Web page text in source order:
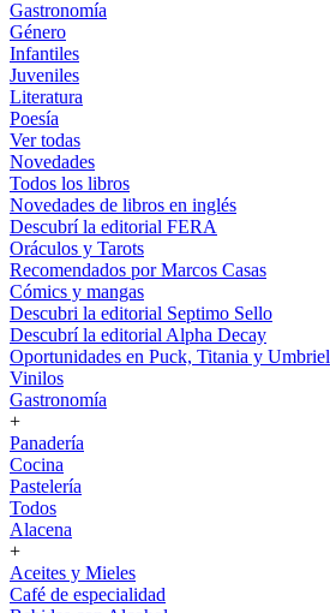
Gastronomía
Género
Infantiles
Juveniles
Literatura
Poesía
Ver todas
Novedades
Todos los libros
Novedades de libros en inglés
Descubrí la editorial FERA
Oráculos y Tarots
Recomendados por Marcos Casas
Cómics y mangas
Descubri la editorial Septimo Sello
Descubrí la editorial Alpha Decay
Oportunidades en Puck, Titania y Umbriel
Vinilos
Gastronomía
+
Panadería
Cocina
Pastelería
Todos
Alacena
+
Aceites y Mieles
Café de especialidad